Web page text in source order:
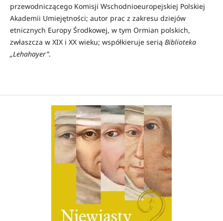
przewodniczącego Komisji Wschodnioeuropejskiej Polskiej
Akademii Umiejętności; autor prac z zakresu dziejów
etnicznych Europy Środkowej, w tym Ormian polskich,
zwłaszcza w XIX i XX wieku; współkieruje serią Biblioteka
„Lehahayer”.